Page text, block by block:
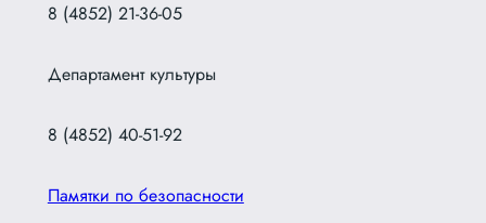
8 (4852) 21-36-05
Департамент культуры
8 (4852) 40-51-92
Памятки по безопасности